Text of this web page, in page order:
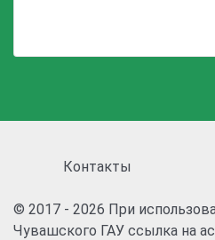
Контакты
© 2017 - 2026 При
Чувашского ГАУ ссылка на